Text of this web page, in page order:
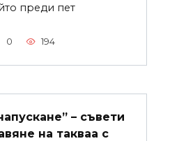
преди пет
0 194
– съвети
на такваа с